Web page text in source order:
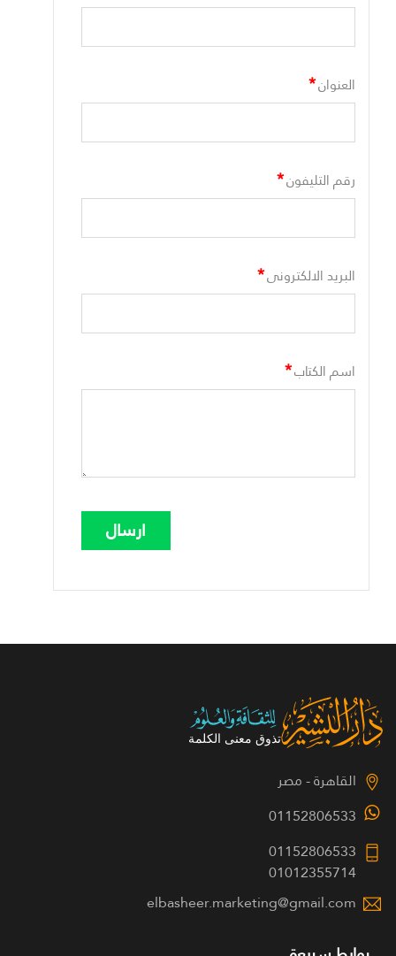
العنوان*
رقم التليفون*
البريد الالكترونى*
اسم الكتاب*
القاهرة - مصر
01152806533
01152806533
01012355714
elbasheer.marketing@gmail.com